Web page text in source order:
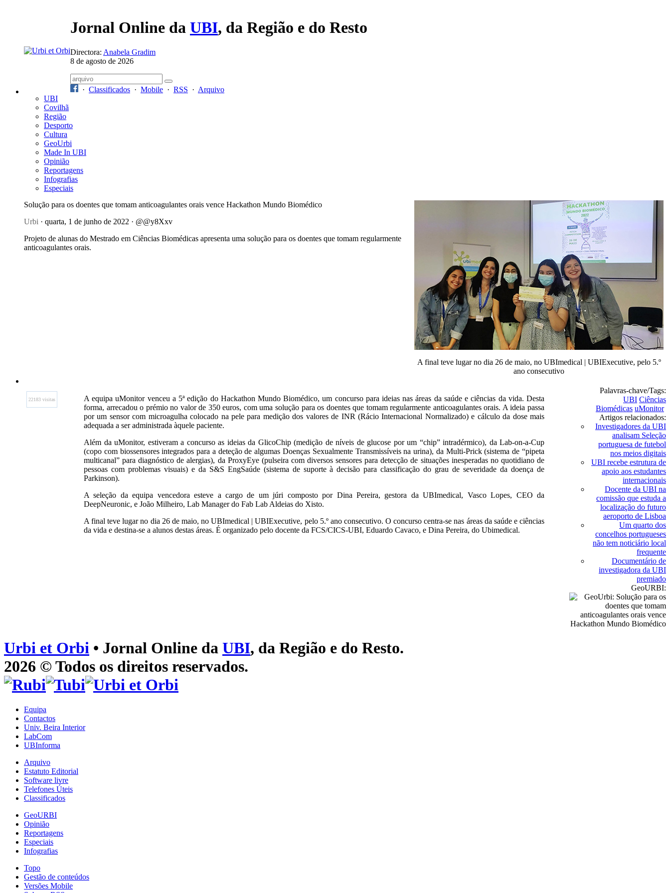
Jornal Online da UBI, da Região e do Resto
Directora: Anabela Gradim
8 de agosto de 2026
· Classificados · Mobile · RSS · Arquivo
UBI
Covilhã
Região
Desporto
Cultura
GeoUrbi
Made In UBI
Opinião
Reportagens
Infografias
Especiais
Solução para os doentes que tomam anticoagulantes orais vence Hackathon Mundo Biomédico
Urbi · quarta, 1 de junho de 2022 · @@y8Xxv
Projeto de alunas do Mestrado em Ciências Biomédicas apresenta uma solução para os doentes que tomam regularmente
anticoagulantes orais.
A final teve lugar no dia 26 de maio, no UBImedical | UBIExecutive, pelo 5.º
ano consecutivo
22183 visitas
A equipa uMonitor venceu a 5ª edição do Hackathon Mundo Biomédico, um concurso para ideias nas áreas da saúde e ciências da vida. Desta
forma, arrecadou o prémio no valor de 350 euros, com uma solução para os doentes que tomam regularmente anticoagulantes orais. A ideia passa
por um sensor com microagulha colocado na pele para medição dos valores de INR (Rácio Internacional Normalizado) e cálculo da dose mais
adequada a ser administrada àquele paciente.
Além da uMonitor, estiveram a concurso as ideias da GlicoChip (medição de níveis de glucose por um “chip” intradérmico), da Lab-on-a-Cup
(copo com biossensores integrados para a deteção de algumas Doenças Sexualmente Transmissíveis na urina), da Multi-Prick (sistema de “pipeta
multicanal” para diagnóstico de alergias), da ProxyEye (pulseira com diversos sensores para detecção de situações inesperadas no quotidiano de
pessoas com problemas visuais) e da S&S EngSaúde (sistema de suporte à decisão para classificação do grau de severidade da doença de
Parkinson).
A seleção da equipa vencedora esteve a cargo de um júri composto por Dina Pereira, gestora da UBImedical, Vasco Lopes, CEO da
DeepNeuronic, e João Milheiro, Lab Manager do Fab Lab Aldeias do Xisto.
A final teve lugar no dia 26 de maio, no UBImedical | UBIExecutive, pelo 5.º ano consecutivo. O concurso centra-se nas áreas da saúde e ciências
da vida e destina-se a alunos destas áreas. É organizado pelo docente da FCS/CICS-UBI, Eduardo Cavaco, e Dina Pereira, do Ubimedical.
Palavras-chave/Tags:
UBI Ciências
Biomédicas uMonitor
Artigos relacionados:
Investigadores da UBI
analisam Seleção
portuguesa de futebol
nos meios digitais
UBI recebe estrutura de
apoio aos estudantes
internacionais
Docente da UBI na
comissão que estuda a
localização do futuro
aeroporto de Lisboa
Um quarto dos
concelhos portugueses
não tem noticiário local
frequente
Documentário de
investigadora da UBI
premiado
GeoURBI:
Urbi et Orbi • Jornal Online da UBI, da Região e do Resto.
2026 © Todos os direitos reservados.
Equipa
Contactos
Univ. Beira Interior
LabCom
UBInforma
Arquivo
Estatuto Editorial
Software livre
Telefones Úteis
Classificados
GeoURBI
Opinião
Reportagens
Especiais
Infografias
Topo
Gestão de conteúdos
Versões Mobile